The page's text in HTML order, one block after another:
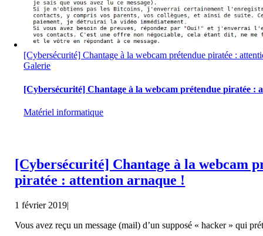
[Cybersécurité] Chantage à la webcam prétendue piratée :
Galerie
[Cybersécurité] Chantage à la webcam prétendue piratée :
Matériel informatique
[Cybersécurité] Chantage à la webcam
piratée : attention arnaque !
1 février 2019|
Vous avez reçu un message (mail) d’un supposé « hacker » qui